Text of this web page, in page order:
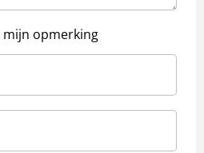
opmerking